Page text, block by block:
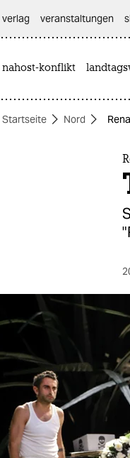
themen
berlin
nord
wahrheit
verlag
verlag
verlag
veranstaltungen
nahost-konflikt
Startseite Nord